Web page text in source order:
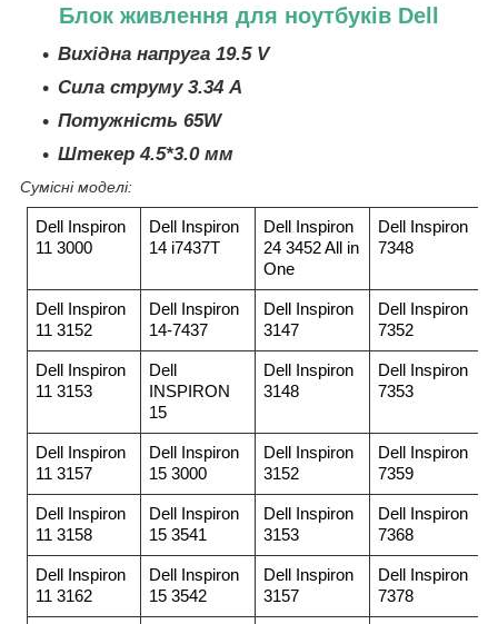
Блок живлення для ноутбуків Dell
Вихідна напруга 19.5 V
Сила струму 3.34 A
Потужність 65W
Штекер 4.5*3.0 мм
Сумісні моделі:
Dell Inspiron
11 3000
Dell Inspiron
14 i7437T
Dell Inspiron
24 3452 All in
One
Dell Inspiron
7348
Dell Inspiron
11 3152
Dell Inspiron
14-7437
Dell Inspiron
3147
Dell Inspiron
7352
Dell Inspiron
11 3153
Dell
INSPIRON
15
Dell Inspiron
3148
Dell Inspiron
7353
Dell Inspiron
11 3157
Dell Inspiron
15 3000
Dell Inspiron
3152
Dell Inspiron
7359
Dell Inspiron
11 3158
Dell Inspiron
15 3541
Dell Inspiron
3153
Dell Inspiron
7368
Dell Inspiron
11 3162
Dell Inspiron
15 3542
Dell Inspiron
3157
Dell Inspiron
7378